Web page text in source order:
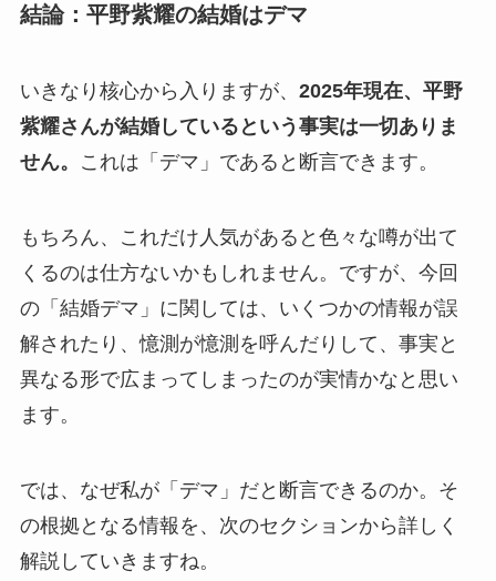
結論：平野紫耀の結婚はデマ
いきなり核心から入りますが、 2025年現在、平野
紫耀さんが結婚しているという事実は一切ありま
せん。
これは「デマ」であると断言できます。
もちろん、これだけ人気があると色々な噂が出て
くるのは仕方ないかもしれません。ですが、今回
の「結婚デマ」に関しては、いくつかの情報が誤
解されたり、憶測が憶測を呼んだりして、事実と
異なる形で広まってしまったのが実情かなと思い
ます。
では、なぜ私が「デマ」だと断言できるのか。そ
の根拠となる情報を、次のセクションから詳しく
解説していきますね。